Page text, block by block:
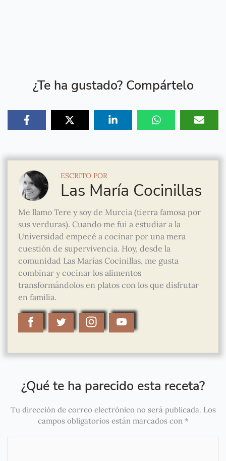
¿Te ha gustado? Compártelo
ESCRITO POR
Las María Cocinillas
Me llamo Tere y soy de Murcia (tierra famosa por
sus verduras). Cuando me fui a estudiar a la
Universidad empecé a cocinar por una mera
cuestión de supervivencia. Hoy, desde la
comunidad Las Marías Cocinillas, me gusta
combinar y cocinar los alimentos
transformándolos en platos con los que disfrutar
en familia.
¿Qué te ha parecido esta receta?
Tu dirección de correo electrónico no será publicada. Los
campos obligatorios están marcados con *